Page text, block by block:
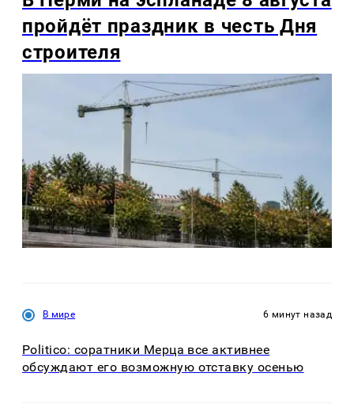
пройдёт праздник в честь Дня
строителя
В мире 6 минут назад
Politico: соратники Мерца все активнее
обсуждают его возможную отставку осенью